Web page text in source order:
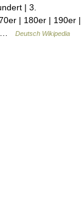
| 3.
| 180er | 190er |
…
Deutsch Wikipedia